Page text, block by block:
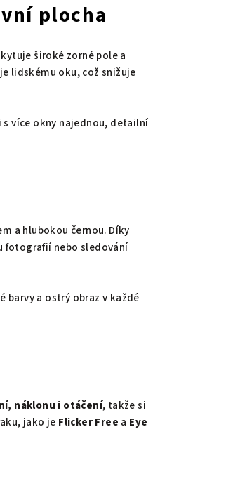
plocha
široké zorné pole a
lidskému oku, což snižuje
více okny najednou, detailní
a hlubokou černou. Díky
fotografií nebo sledování
barvy a ostrý obraz v každé
náklonu i otáčení, takže si
jako je Flicker Free a Eye